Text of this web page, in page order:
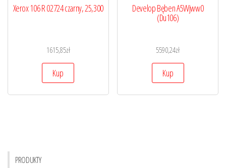
Xerox 106 R 02724 czarny, 25,300
1615,85zł
Kup
Develop Bęben A5Wjww0
(Du106)
5590,24zł
Kup
PRODUKTY